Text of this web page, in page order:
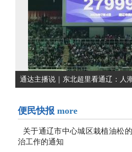
通达主播说｜东北超里看通辽：人
便民快报 more
关于通辽市中心城区栽植油松
治工作的通知